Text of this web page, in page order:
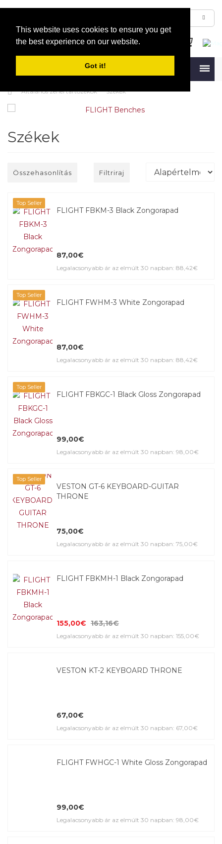
This website uses cookies to ensure you get
the best experience on our website.
Got it!
Általános zenei tartozékok Székek
Székek
Összehasonlítás Filtriraj
Top Seller
FLIGHT FBKM-3 Black Zongorapad
87,00€
Legalacsonyabb ár az elmúlt 30 napban: 88,42€
Top Seller
FLIGHT FWHM-3 White Zongorapad
87,00€
Legalacsonyabb ár az elmúlt 30 napban: 88,42€
Top Seller
FLIGHT FBKGC-1 Black Gloss Zongorapad
99,00€
Legalacsonyabb ár az elmúlt 30 napban: 98,00€
Top Seller
VESTON GT-6 KEYBOARD-GUITAR
THRONE
75,00€
Legalacsonyabb ár az elmúlt 30 napban: 75,00€
FLIGHT FBKMH-1 Black Zongorapad
155,00€ 163,16€
Legalacsonyabb ár az elmúlt 30 napban: 155,00€
VESTON KT-2 KEYBOARD THRONE
67,00€
Legalacsonyabb ár az elmúlt 30 napban: 67,00€
FLIGHT FWHGC-1 White Gloss Zongorapad
99,00€
Legalacsonyabb ár az elmúlt 30 napban: 98,00€